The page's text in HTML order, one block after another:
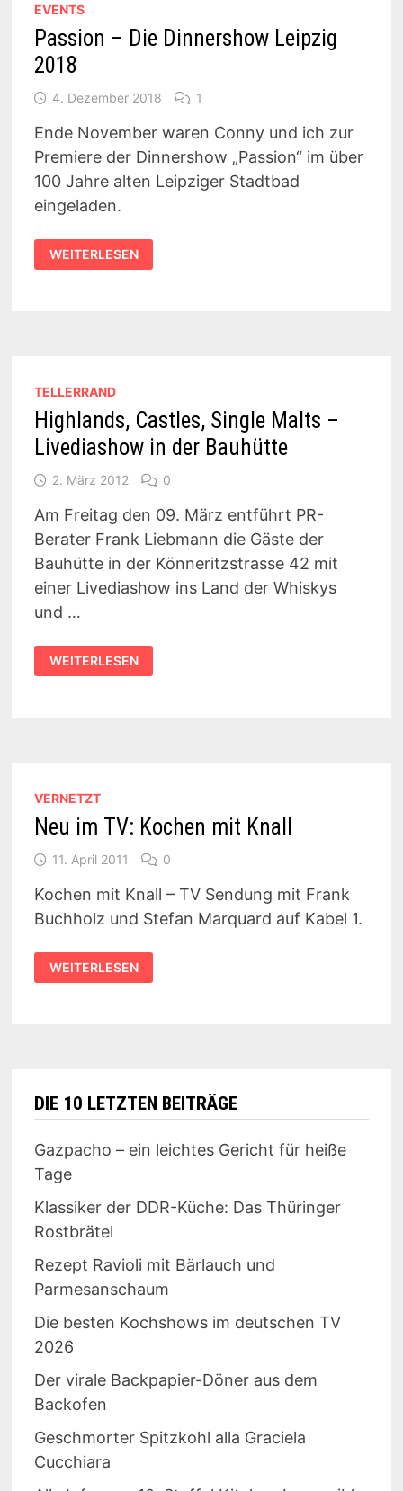
EVENTS
Passion – Die Dinnershow Leipzig
2018
4. Dezember 2018 1
Ende November waren Conny und ich zur
Premiere der Dinnershow „Passion“ im über
100 Jahre alten Leipziger Stadtbad
eingeladen.
PASSION
–
DIE
WEITERLESEN
TELLERRAND
Highlands, Castles, Single Malts –
Livediashow in der Bauhütte
2. März 2012 0
Am Freitag den 09. März entführt PR-
Berater Frank Liebmann die Gäste der
Bauhütte in der Könneritzstrasse 42 mit
einer Livediashow ins Land der Whiskys
und …
HIGHLANDS,
CASTLES,
SINGLE
WEITERLESEN
VERNETZT
Neu im TV: Kochen mit Knall
11. April 2011 0
Kochen mit Knall – TV Sendung mit Frank
Buchholz und Stefan Marquard auf Kabel 1.
NEU
IM
TV:
WEITERLESEN
DIE 10 LETZTEN BEITRÄGE
Gazpacho – ein leichtes Gericht für heiße
Tage
Klassiker der DDR-Küche: Das Thüringer
Rostbrätel
Rezept Ravioli mit Bärlauch und
Parmesanschaum
Die besten Kochshows im deutschen TV
2026
Der virale Backpapier-Döner aus dem
Backofen
Geschmorter Spitzkohl alla Graciela
Cucchiara